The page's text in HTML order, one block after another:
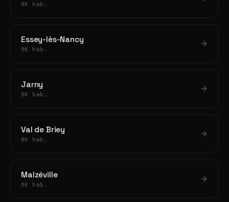
9K hab.
Essey-lès-Nancy
9K hab.
Jarny
8K hab.
Val de Briey
8K hab.
Malzéville
8K hab.